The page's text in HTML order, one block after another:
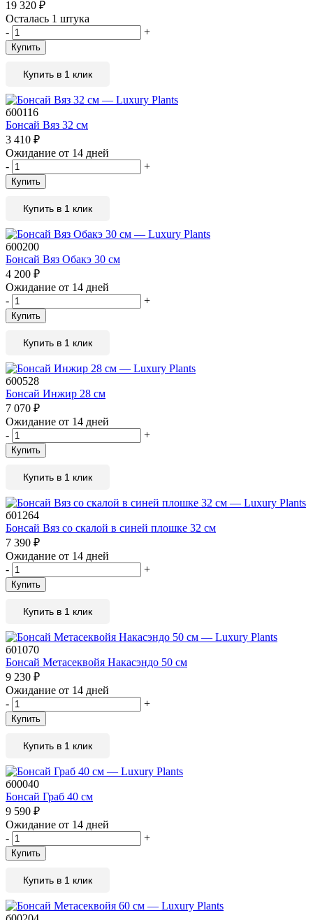
19 320 ₽
Осталась 1 штука
-
+
Купить
Купить в 1 клик
б00116
Бонсай Вяз 32 см
3 410 ₽
Ожидание от 14 дней
-
+
Купить
Купить в 1 клик
б00200
Бонсай Вяз Обакэ 30 см
4 200 ₽
Ожидание от 14 дней
-
+
Купить
Купить в 1 клик
б00528
Бонсай Инжир 28 см
7 070 ₽
Ожидание от 14 дней
-
+
Купить
Купить в 1 клик
б01264
Бонсай Вяз со скалой в синей плошке 32 см
7 390 ₽
Ожидание от 14 дней
-
+
Купить
Купить в 1 клик
б01070
Бонсай Метасеквойя Накасэндо 50 см
9 230 ₽
Ожидание от 14 дней
-
+
Купить
Купить в 1 клик
б00040
Бонсай Граб 40 см
9 590 ₽
Ожидание от 14 дней
-
+
Купить
Купить в 1 клик